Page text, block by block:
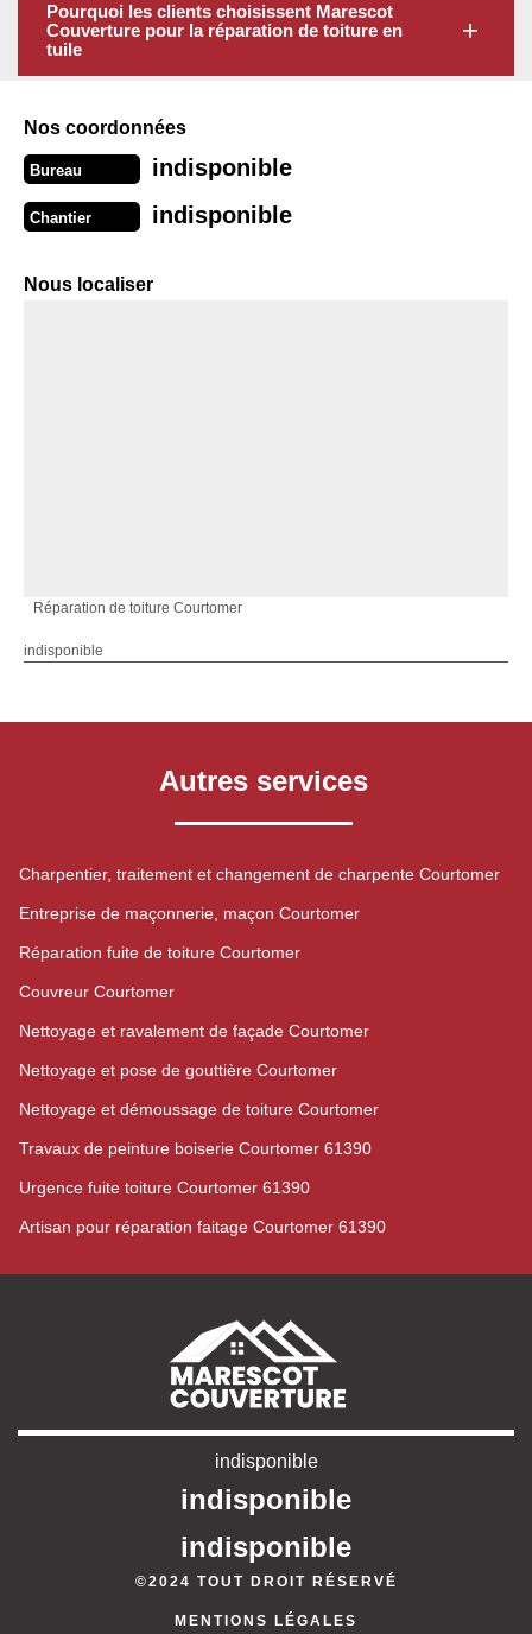
Pourquoi les clients choisissent Marescot
Couverture pour la réparation de toiture en
tuile
Nos coordonnées
Bureau indisponible
Chantier indisponible
Nous localiser
Réparation de toiture Courtomer
indisponible
Autres services
Charpentier, traitement et changement de charpente Courtomer
Entreprise de maçonnerie, maçon Courtomer
Réparation fuite de toiture Courtomer
Couvreur Courtomer
Nettoyage et ravalement de façade Courtomer
Nettoyage et pose de gouttière Courtomer
Nettoyage et démoussage de toiture Courtomer
Travaux de peinture boiserie Courtomer 61390
Urgence fuite toiture Courtomer 61390
Artisan pour réparation faitage Courtomer 61390
indisponible
indisponible
indisponible
©2024 TOUT DROIT RÉSERVÉ
MENTIONS LÉGALES